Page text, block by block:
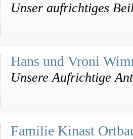
Unser aufrichtiges
Hans und Vroni
Unsere Aufrichtige
Familie Kinast